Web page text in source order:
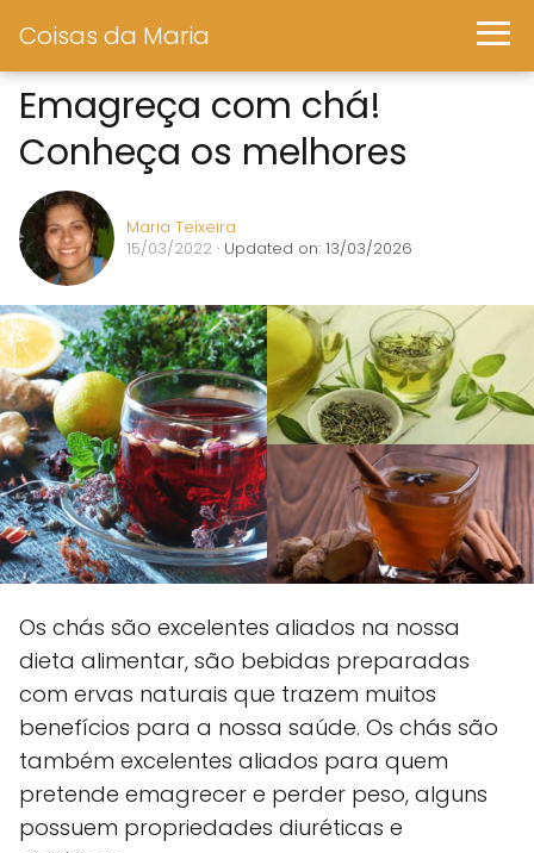
Coisas da Maria
Emagreça com chá!
Conheça os melhores
Maria Teixeira
15/03/2022 · Updated on: 13/03/2026
Os chás são excelentes aliados na nossa
dieta alimentar, são bebidas preparadas
com ervas naturais que trazem muitos
benefícios para a nossa saúde. Os chás são
também excelentes aliados para quem
pretende emagrecer e perder peso, alguns
possuem propriedades diuréticas e